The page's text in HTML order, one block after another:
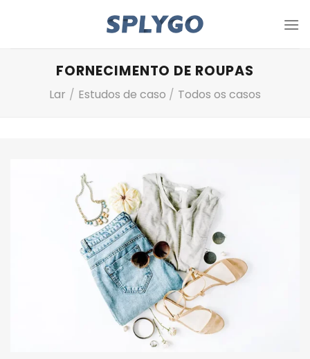
FORNECIMENTO DE ROUPAS
Lar / Estudos de caso / Todos os casos